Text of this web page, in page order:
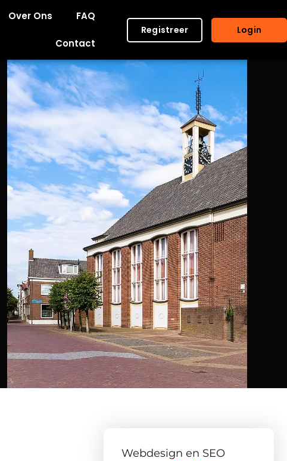
Over Ons FAQ
Contact
Registreer Login
Webdesign en SEO